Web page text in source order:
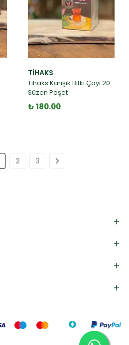
TIHAKS
Tihaks Karışık Bitki Çayı 20
Süzen Poşet
₺ 180.00
2 3